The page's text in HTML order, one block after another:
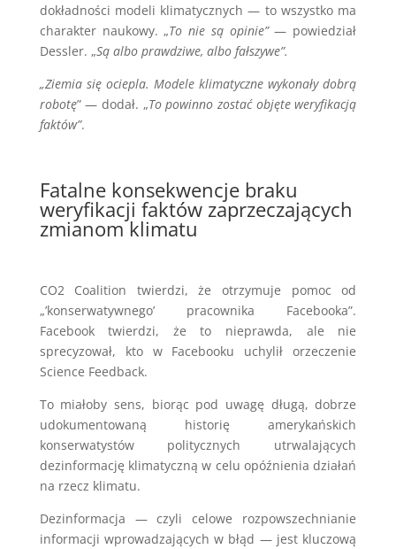
dokładności modeli klimatycznych — to wszystko ma
charakter naukowy. „To nie są opinie”— powiedział
Dessler. „Są albo prawdziwe, albo fałszywe”.
„Ziemia się ociepla. Modele klimatyczne wykonały dobrą
robotę” — dodał. „To powinno zostać objęte weryfikacją
faktów”.
Fatalne konsekwencje braku
weryfikacji faktów zaprzeczających
zmianom klimatu
CO2 Coalition twierdzi, że otrzymuje pomoc od
„’konserwatywnego’ pracownika Facebooka”.
Facebook twierdzi, że to nieprawda, ale nie
sprecyzował, kto w Facebooku uchylił orzeczenie
Science Feedback.
To miałoby sens, biorąc pod uwagę długą, dobrze
udokumentowaną historię amerykańskich
konserwatystów politycznych utrwalających
dezinformację klimatyczną w celu opóźnienia działań
na rzecz klimatu.
Dezinformacja — czyli celowe rozpowszechnianie
informacji wprowadzających w błąd — jest kluczową